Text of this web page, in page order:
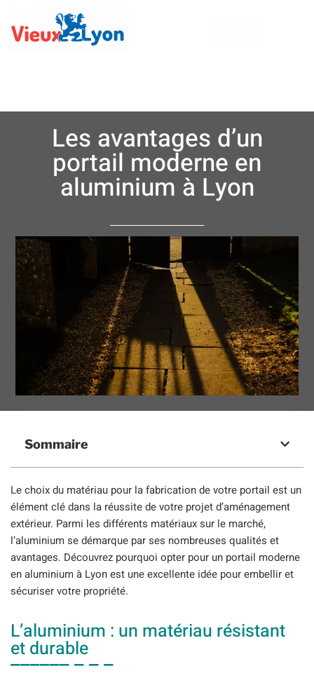
Les avantages d’un
portail moderne en
aluminium à Lyon
Sommaire
Le choix du matériau pour la fabrication de votre portail est un
élément clé dans la réussite de votre projet d’aménagement
extérieur. Parmi les différents matériaux sur le marché,
l’aluminium se démarque par ses nombreuses qualités et
avantages. Découvrez pourquoi opter pour un portail moderne
en aluminium à Lyon est une excellente idée pour embellir et
sécuriser votre propriété.
L’aluminium : un matériau résistant
et durable